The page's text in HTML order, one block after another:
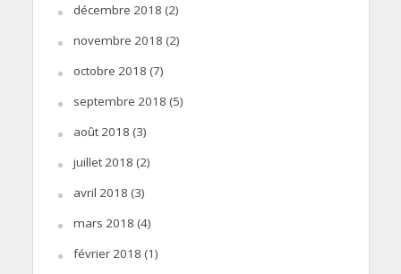
décembre 2018 (2)
novembre 2018 (2)
octobre 2018 (7)
septembre 2018 (5)
août 2018 (3)
juillet 2018 (2)
avril 2018 (3)
mars 2018 (4)
février 2018 (1)